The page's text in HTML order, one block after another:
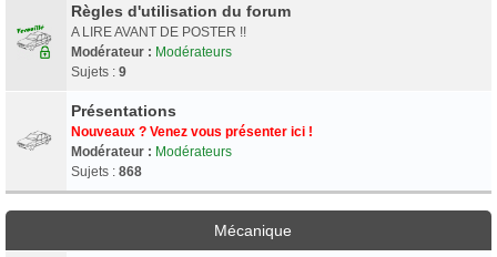
Règles d'utilisation du forum
A LIRE AVANT DE POSTER !!
Modérateur : Modérateurs
Sujets : 9
Présentations
Nouveaux ? Venez vous présenter ici !
Modérateur : Modérateurs
Sujets : 868
Mécanique